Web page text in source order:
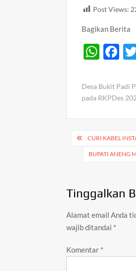
Post Views:
Bagikan Berita
W
at
s
A
p
F
e
b
o
k
Desa Bukit Padi
pada RKPDes
Navigasi
pos
CURI KABEL
BUPATI ANENG
Tinggalkan
Alamat email Anda
wajib ditandai *
Komentar *